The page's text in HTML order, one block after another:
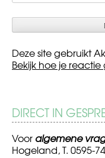
Deze site gebruikt
Bekijk hoe je
DIRECT IN
Voor algemene
Hogeland, T. 0595-